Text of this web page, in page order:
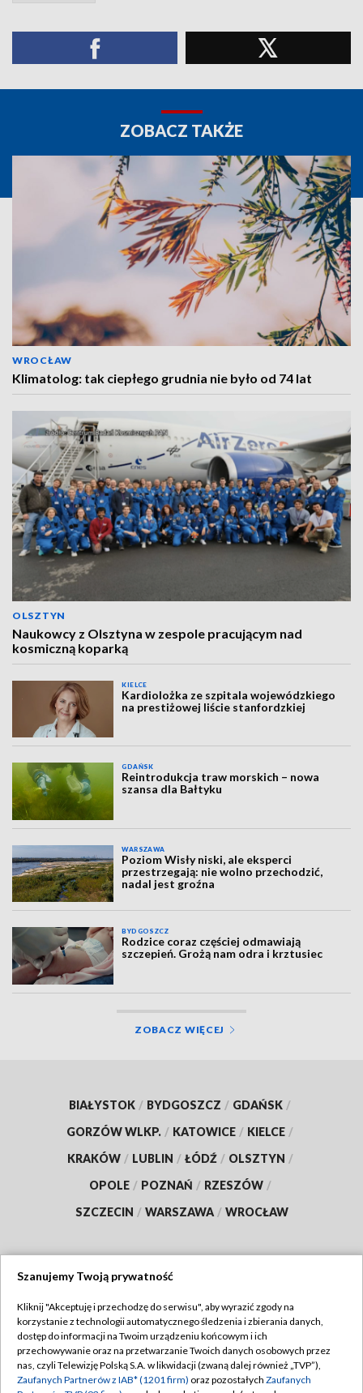
ZOBACZ TAKŻE
WROCŁAW
Klimatolog: tak ciepłego grudnia nie było od 74 lat
OLSZTYN
Naukowcy z Olsztyna w zespole pracującym nad
kosmiczną koparką
KIELCE
Kardiolożka ze szpitala wojewódzkiego
na prestiżowej liście stanfordzkiej
GDAŃSK
Reintrodukcja traw morskich – nowa
szansa dla Bałtyku
WARSZAWA
Poziom Wisły niski, ale eksperci
przestrzegają: nie wolno przechodzić,
nadal jest groźna
BYDGOSZCZ
Rodzice coraz częściej odmawiają
szczepień. Grożą nam odra i krztusiec
ZOBACZ WIĘCEJ
BIAŁYSTOK / BYDGOSZCZ / GDAŃSK /
GORZÓW WLKP. / KATOWICE / KIELCE /
KRAKÓW / LUBLIN / ŁÓDŹ / OLSZTYN /
OPOLE / POZNAŃ / RZESZÓW /
SZCZECIN / WARSZAWA / WROCŁAW
TVP
Abonament TVP
Emisja w TVP
Regulamin TVP
Polityka prywatności
Szanujemy Twoją prywatność
Kliknij "Akceptuję i przechodzę do serwisu", aby wyrazić zgody na
korzystanie z technologii automatycznego śledzenia i zbierania danych,
dostęp do informacji na Twoim urządzeniu końcowym i ich
przechowywanie oraz na przetwarzanie Twoich danych osobowych przez
nas, czyli Telewizję Polską S.A. w likwidacji (zwaną dalej również „TVP”),
Zaufanych Partnerów z IAB* (1201 firm) oraz pozostałych Zaufanych